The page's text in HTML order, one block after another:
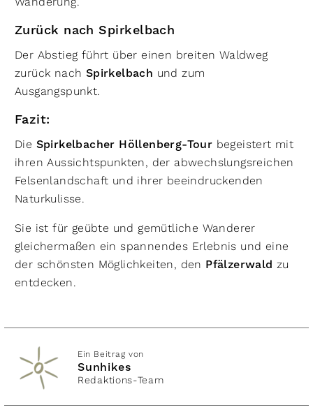
Zurück nach Spirkelbach
Der Abstieg führt über einen breiten Waldweg
zurück nach Spirkelbach und zum
Ausgangspunkt.
Fazit:
Die Spirkelbacher Höllenberg-Tour begeistert mit
ihren Aussichtspunkten, der abwechslungsreichen
Felsenlandschaft und ihrer beeindruckenden
Naturkulisse.
Sie ist für geübte und gemütliche Wanderer
gleichermaßen ein spannendes Erlebnis und eine
der schönsten Möglichkeiten, den Pfälzerwald zu
entdecken.
Ein Beitrag von
Sunhikes
Redaktions-Team